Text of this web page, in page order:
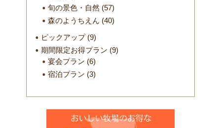
旬の景色・自然 (57)
森のようちえん (40)
ピックアップ(9)
期間限定お得プラン (9)
宴会プラン (6)
宿泊プラン (3)